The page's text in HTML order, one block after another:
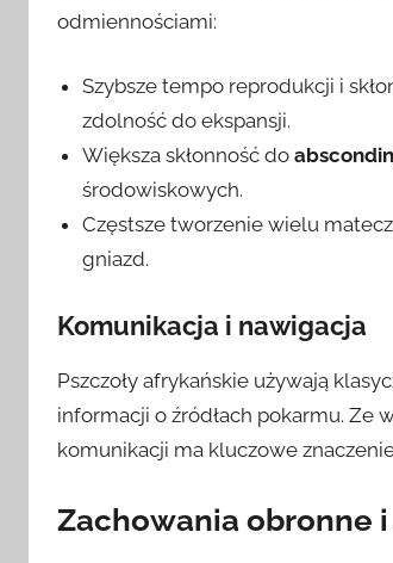
odmiennościami:
Szybsze tempo reprodukcji i
zdolność do ekspansji.
Większa skłonność do
środowiskowych.
Częstsze tworzenie wielu
gniazd.
Komunikacja i nawigacja
Pszczoły afrykańskie używają
informacji o źródłach pokarmu.
komunikacji ma kluczowe
Zachowania obronne